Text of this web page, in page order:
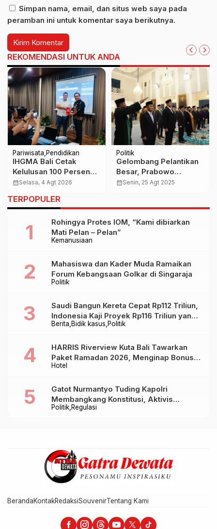
Simpan nama, email, dan situs web saya pada
peramban ini untuk komentar saya berikutnya.
REKOMENDASI UNTUK ANDA
Pariwisata Pendidikan
IHGMA Bali Cetak
Kelulusan 100 Persen
GM LAB Generasi Ke-3
calendar_monthSelasa, 4 Agt 2026
Politik
Gelombang Pelantikan
Besar, Prabowo
Tegaskan Arah
calendar_monthSenin, 25 Agt 2025
TERPOPULER
Kemanusiaan
Rohingya Protes IOM, “Kami dibiarkan
Mati Pelan – Pelan”
Politik
Mahasiswa dan Kader Muda Ramaikan
Forum Kebangsaan Golkar di Singaraja
Berita Bidik kasus Politik
Saudi Bangun Kereta Cepat Rp112 Triliun,
Indonesia Kaji Proyek Rp116 Triliun yang
Baru Sampai Bandung
Hotel
HARRIS Riverview Kuta Bali Tawarkan
Paket Ramadan 2026, Menginap Bonus
Takjil hingga Bukber Mulai Rp88.888
Politik Regulasi
Gatot Nurmantyo Tuding Kapolri
Membangkang Konstitusi, Aktivis
Tegaskan Polri Tak Punya Sejarah
BerandaKontakRedaksiSouvenirTentang Kami